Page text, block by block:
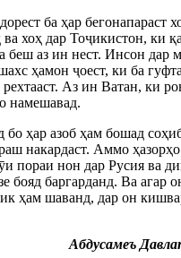
ба ҳар бегонапараст
хоҳ дар Тоҷикистон, ки
беш аз ин нест. Инсон дар
ҳамон ҷоест, ки ба
Аз ин Ватан, ки
намешавад.
ҳар азоб ҳам бошад
накардаст. Аммо
и пораи нон дар Русия ва
бояд баргарданд. Ва агар
ҳам шаванд, дар он
Абдусамеъ